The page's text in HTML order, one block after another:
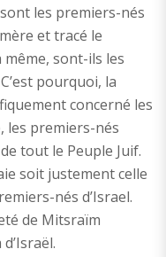
les premiers-nés
et tracé le
sont-ils les
pourquoi, la
concerné les
les premiers-nés
tout le Peuple Juif.
soit justement celle
nés d’Israel.
de Mitsraïm